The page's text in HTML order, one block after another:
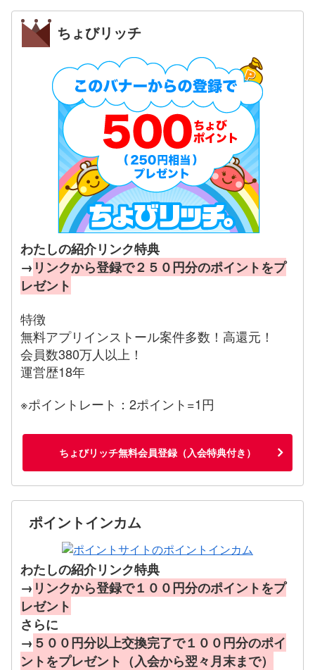
ちょびリッチ
わたしの紹介リンク特典
→ リンクから登録で２５０円分のポイントをプ
レゼント
特徴
無料アプリインストール案件多数！高還元！
会員数380万人以上！
運営歴18年
※ポイントレート：2ポイント=1円
ちょびリッチ無料会員登録（入会特典付き）
ポイントインカム
わたしの紹介リンク特典
→ リンクから登録で１００円分のポイントをプ
レゼント
さらに
→ ５００円分以上交換完了で１００円分のポイ
ントをプレゼント（入会から翌々月末まで）